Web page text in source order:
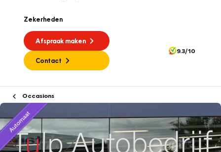
Zekerheden
Afspraak maken
Contact
9.3/10
Occasions